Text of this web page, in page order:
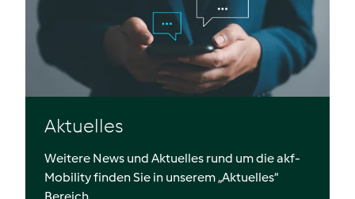
Aktuelles
Weitere News und Aktuelles rund um die akf-
Mobility finden Sie in unserem „Aktuelles“